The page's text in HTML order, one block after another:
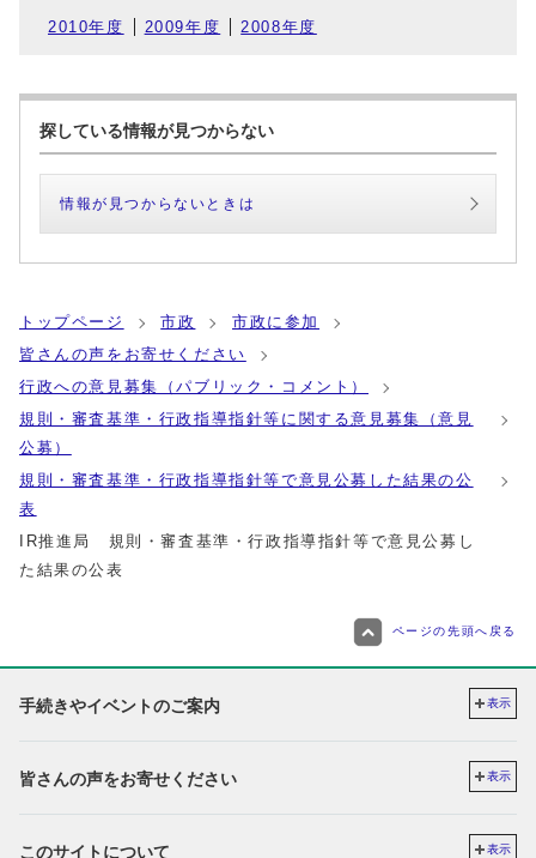
2010年度 2009年度 2008年度
探している情報が見つからない
情報が見つからないときは
トップページ 市政
市政に参加
皆さんの声をお寄せください
行政への意見募集（パブリック・コメント）
規則・審査基準・行政指導指針等に関する意見募集（意見
公募）
規則・審査基準・行政指導指針等で意見公募した結果の公
表
IR推進局 規則・審査基準・行政指導指針等で意見公募し
た結果の公表
ページの先頭へ戻る
手続きやイベントのご案内 表示
皆さんの声をお寄せください 表示
このサイトについて 表示